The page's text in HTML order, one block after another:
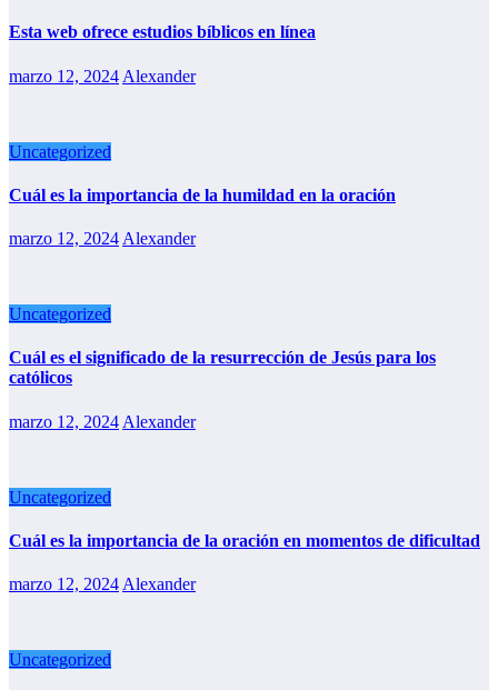
Esta web ofrece estudios bíblicos en línea
marzo 12, 2024 Alexander
Uncategorized
Cuál es la importancia de la humildad en la oración
marzo 12, 2024 Alexander
Uncategorized
Cuál es el significado de la resurrección de Jesús para los
católicos
marzo 12, 2024 Alexander
Uncategorized
Cuál es la importancia de la oración en momentos de dificultad
marzo 12, 2024 Alexander
Uncategorized